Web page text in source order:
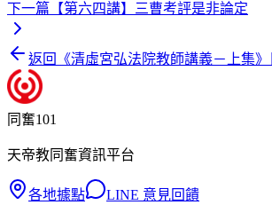
下一篇 【第六四講】三曹考評是非論定
返回《清虛宮弘法院教師講義－上集
同奮101
天帝教同奮資訊平台
各地據點 LINE 意見回饋